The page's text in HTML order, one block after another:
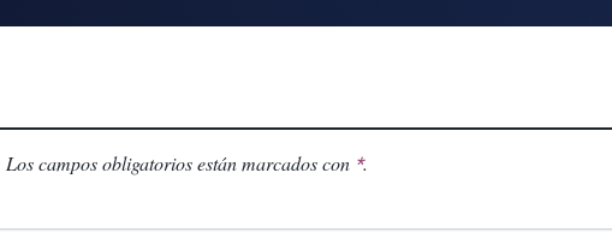
Los campos obligatorios están marcados con *.